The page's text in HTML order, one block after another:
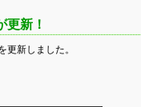
更新！
新しました。